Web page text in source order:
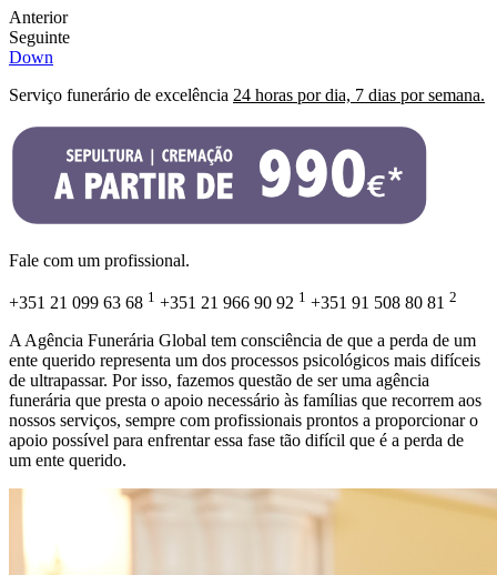
Anterior
Seguinte
Down
Serviço funerário de excelência 24 horas por dia, 7 dias por semana.
Fale com um profissional.
+351 21 099 63 68 1 +351 21 966 90 92 1 +351 91 508 80 81 2
A Agência Funerária Global tem consciência de que a perda de um
ente querido representa um dos processos psicológicos mais difíceis
de ultrapassar. Por isso, fazemos questão de ser uma agência
funerária que presta o apoio necessário às famílias que recorrem aos
nossos serviços, sempre com profissionais prontos a proporcionar o
apoio possível para enfrentar essa fase tão difícil que é a perda de
um ente querido.